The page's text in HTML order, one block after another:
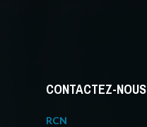
CONTACTEZ-NOUS
RCN